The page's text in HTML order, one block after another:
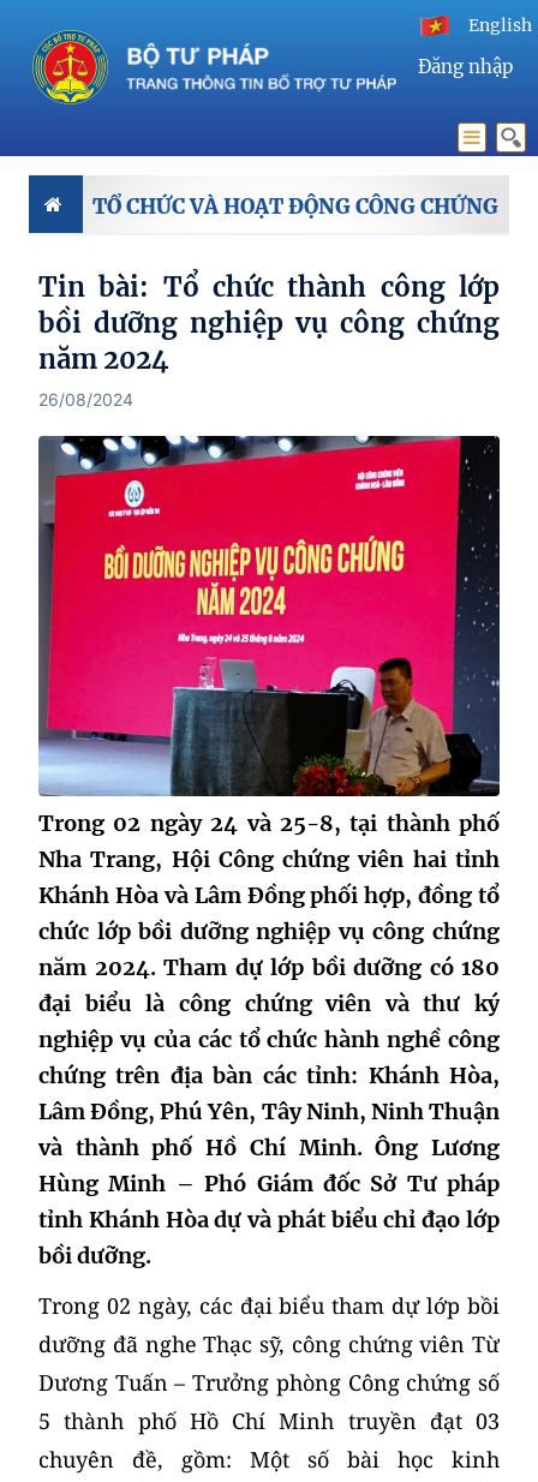
English
Đăng nhập
TỔ CHỨC VÀ HOẠT ĐỘNG CÔNG CHỨNG
Tin bài: Tổ chức thành công lớp
bồi dưỡng nghiệp vụ công chứng
năm 2024
26/08/2024
Trong 02 ngày 24 và 25-8, tại thành phố
Nha Trang, Hội Công chứng viên hai tỉnh
Khánh Hòa và Lâm Đồng phối hợp, đồng tổ
chức lớp bồi dưỡng nghiệp vụ công chứng
năm 2024. Tham dự lớp bồi dưỡng có 180
đại biểu là công chứng viên và thư ký
nghiệp vụ của các tổ chức hành nghề công
chứng trên địa bàn các tỉnh: Khánh Hòa,
Lâm Đồng, Phú Yên, Tây Ninh, Ninh Thuận
và thành phố Hồ Chí Minh. Ông Lương
Hùng Minh – Phó Giám đốc Sở Tư pháp
tỉnh Khánh Hòa dự và phát biểu chỉ đạo lớp
bồi dưỡng.
Trong 02 ngày, các đại biểu tham dự lớp bồi
dưỡng đã nghe Thạc sỹ, công chứng viên Từ
Dương Tuấn – Trưởng phòng Công chứng số
5 thành phố Hồ Chí Minh truyền đạt 03
chuyên đề, gồm: Một số bài học kinh